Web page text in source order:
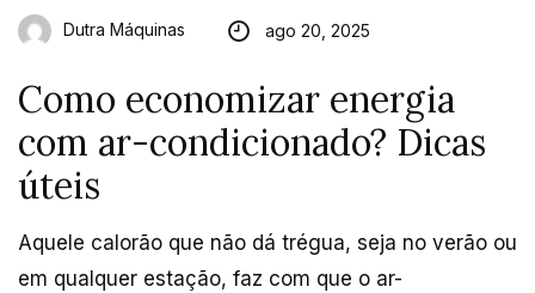
Dutra Máquinas ago 20, 2025
Como economizar energia
com ar-condicionado? Dicas
úteis
Aquele calorão que não dá trégua, seja no verão ou
em qualquer estação, faz com que o ar-